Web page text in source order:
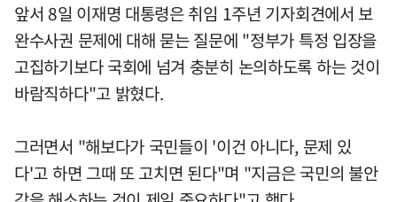
앞서 8일 이재명 대통령은 취임 1주년 기자회견에서 보
완수사권 문제에 대해 묻는 질문에 "정부가 특정 입장을
고집하기보다 국회에 넘겨 충분히 논의하도록 하는 것이
바람직하다"고 밝혔다.
그러면서 "해보다가 국민들이 '이건 아니다, 문제 있
다'고 하면 그때 또 고치면 된다"며 "지금은 국민의 불안